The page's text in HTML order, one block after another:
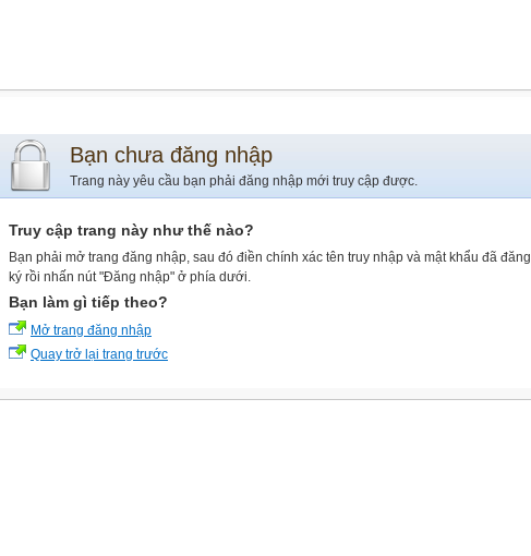
Bạn chưa đăng nhập
Trang này yêu cầu bạn phải đăng nhập mới truy cập được.
Truy cập trang này như thế nào?
Bạn phải mở trang đăng nhập, sau đó điền chính xác tên truy nhập và mật khẩu đã đăng
ký rồi nhấn nút "Đăng nhập" ở phía dưới.
Bạn làm gì tiếp theo?
Mở trang đăng nhập
Quay trở lại trang trước